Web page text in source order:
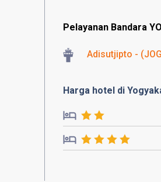
Pelayanan Bandara
Adisutjipto -
Harga hotel di